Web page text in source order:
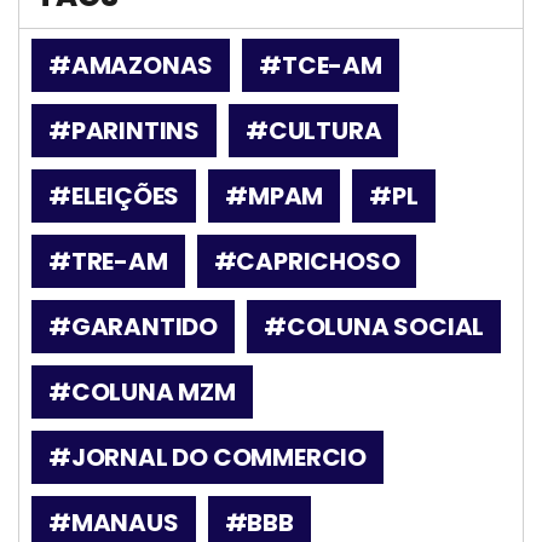
#AMAZONAS
#TCE-AM
#PARINTINS
#CULTURA
#ELEIÇÕES
#MPAM
#PL
#TRE-AM
#CAPRICHOSO
#GARANTIDO
#COLUNA SOCIAL
#COLUNA MZM
#JORNAL DO COMMERCIO
#MANAUS
#BBB